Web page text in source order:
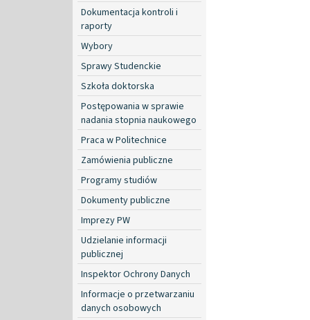
Dokumentacja kontroli i
raporty
Wybory
Sprawy Studenckie
Szkoła doktorska
Postępowania w sprawie
nadania stopnia naukowego
Praca w Politechnice
Zamówienia publiczne
Programy studiów
Dokumenty publiczne
Imprezy PW
Udzielanie informacji
publicznej
Inspektor Ochrony Danych
Informacje o przetwarzaniu
danych osobowych